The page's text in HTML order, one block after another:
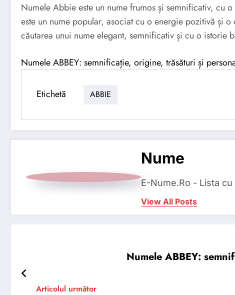
Numele Abbie este un nume frumos și semnificativ, cu
este un nume popular, asociat cu o energie pozitivă și
căutarea unui nume elegant, semnificativ și cu o istorie
Numele ABBEY: semnificație, origine, trăsături și
Etichetă ABBIE
Nume
E-Nume.Ro - Lista
View All Posts
Numele ABBEY:
Articolul următor